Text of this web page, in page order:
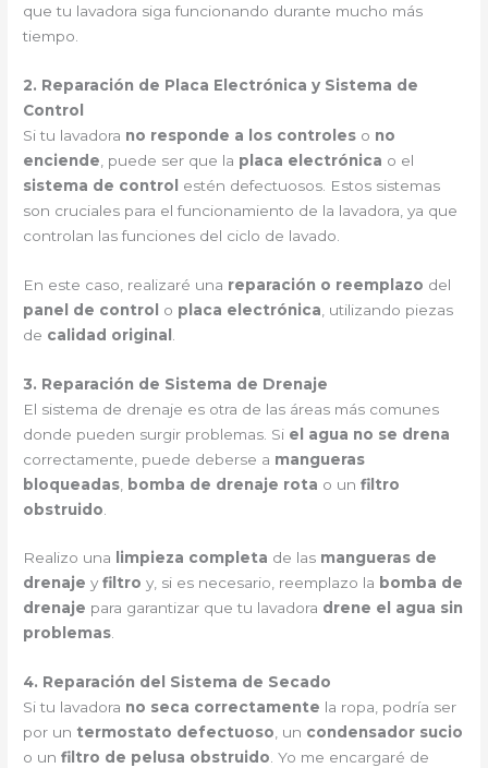
que tu lavadora siga funcionando durante mucho más
tiempo.
2. Reparación de Placa Electrónica y Sistema de
Control
Si tu lavadora no responde a los controles o no
enciende , puede ser que la placa electrónica o el
sistema de control
estén defectuosos. Estos sistemas
son cruciales para el funcionamiento de la lavadora, ya que
controlan las funciones del ciclo de lavado.
En este caso, realizaré una reparación o reemplazo del
panel de control
o placa electrónica , utilizando piezas
de calidad original
3. Reparación de Sistema de Drenaje
El sistema de drenaje es otra de las áreas más comunes
donde pueden surgir problemas. Si el agua no se drena
correctamente, puede deberse a mangueras
bloqueadas bomba de drenaje rota o unfiltro
obstruido
Realizo una limpieza completa de las mangueras de
drenaje yfiltro y, si es necesario, reemplazo la bomba de
drenaje para garantizar que tu lavadora drene el agua sin
problemas.
4. Reparación del Sistema de Secado
Si tu lavadora no seca correctamente la ropa, podría ser
por un termostato defectuoso, un condensador sucio
o unfiltro de pelusa obstruido. Yo me encargaré de